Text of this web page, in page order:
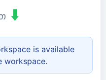
⬇️
is available
workspace.